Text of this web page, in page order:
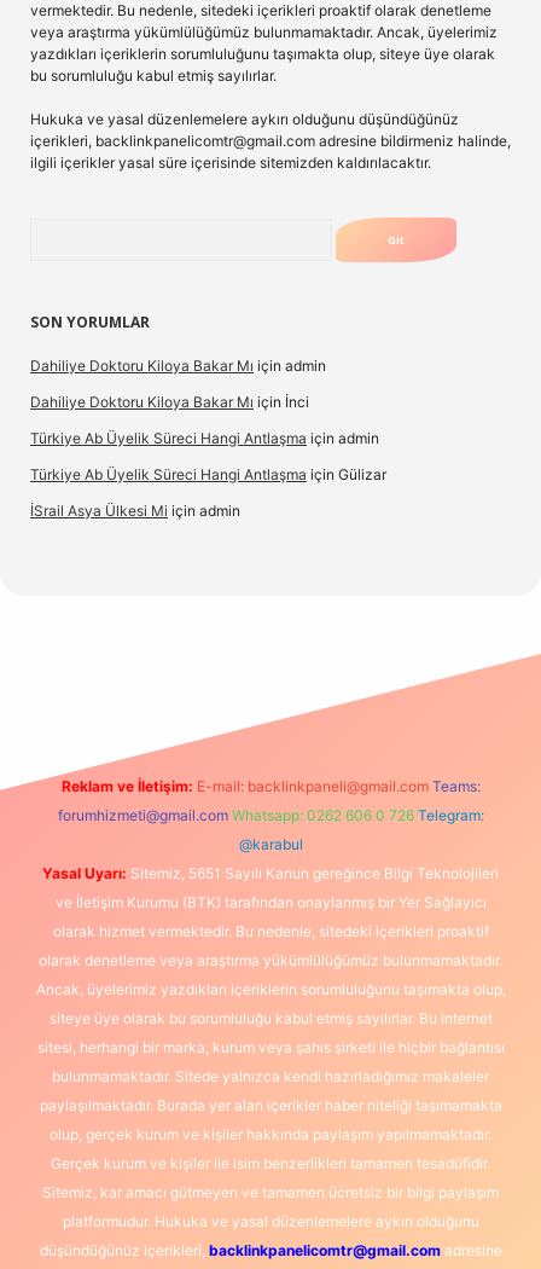
vermektedir. Bu nedenle, sitedeki içerikleri proaktif olarak denetleme
veya araştırma yükümlülüğümüz bulunmamaktadır. Ancak, üyelerimiz
yazdıkları içeriklerin sorumluluğunu taşımakta olup, siteye üye olarak
bu sorumluluğu kabul etmiş sayılırlar.
Hukuka ve yasal düzenlemelere aykırı olduğunu düşündüğünüz
içerikleri, backlinkpanelicomtr@gmail.com adresine bildirmeniz halinde,
ilgili içerikler yasal süre içerisinde sitemizden kaldırılacaktır.
SON YORUMLAR
Dahiliye Doktoru Kiloya Bakar Mı için admin
Dahiliye Doktoru Kiloya Bakar Mı için İnci
Türkiye Ab Üyelik Süreci Hangi Antlaşma için admin
Türkiye Ab Üyelik Süreci Hangi Antlaşma için Gülizar
İSrail Asya Ülkesi Mi için admin
Reklam ve İletişim: E-mail: backlinkpaneli@gmail.com Teams:
forumhizmeti@gmail.com Whatsapp: 0262 606 0 726 Telegram:
@karabul
Yasal Uyarı: Sitemiz, 5651 Sayılı Kanun gereğince Bilgi Teknolojileri
ve İletişim Kurumu (BTK) tarafından onaylanmış bir Yer Sağlayıcı
olarak hizmet vermektedir. Bu nedenle, sitedeki içerikleri proaktif
olarak denetleme veya araştırma yükümlülüğümüz bulunmamaktadır.
Ancak, üyelerimiz yazdıkları içeriklerin sorumluluğunu taşımakta olup,
siteye üye olarak bu sorumluluğu kabul etmiş sayılırlar. Bu internet
sitesi, herhangi bir marka, kurum veya şahıs şirketi ile hiçbir bağlantısı
bulunmamaktadır. Sitede yalnızca kendi hazırladığımız makaleler
paylaşılmaktadır. Burada yer alan içerikler haber niteliği taşımamakta
olup, gerçek kurum ve kişiler hakkında paylaşım yapılmamaktadır.
Gerçek kurum ve kişiler ile isim benzerlikleri tamamen tesadüfidir.
Sitemiz, kar amacı gütmeyen ve tamamen ücretsiz bir bilgi paylaşım
platformudur. Hukuka ve yasal düzenlemelere aykırı olduğunu
düşündüğünüz içerikleri, backlinkpanelicomtr@gmail.comadresine